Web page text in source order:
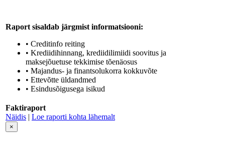
Raport sisaldab järgmist informatsiooni:
• Creditinfo reiting
• Krediidihinnang, krediidilimiidi soovitus ja
maksejõuetuse tekkimise tõenäosus
• Majandus- ja finantsolukorra kokkuvõte
• Ettevõtte üldandmed
• Esindusõigusega isikud
Faktiraport
Näidis | Loe raporti kohta lähemalt
×